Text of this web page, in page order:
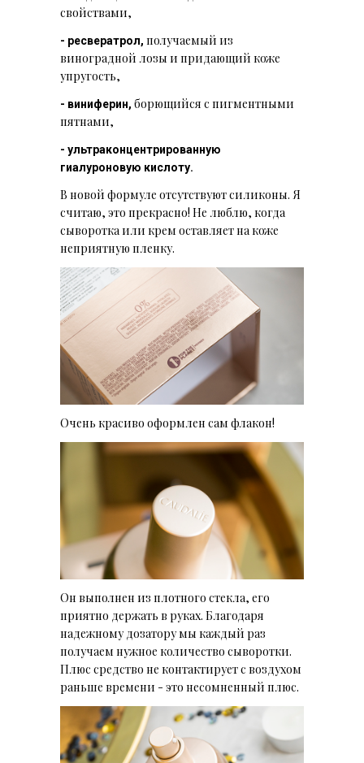
свойствами,
- ресвератрол, получаемый из
виноградной лозы и придающий коже
упругость,
- виниферин, борющийся с пигментными
пятнами,
- ультраконцентрированную
гиалуроновую кислоту.
В новой формуле отсутствуют силиконы. Я
считаю, это прекрасно! Не люблю, когда
сыворотка или крем оставляет на коже
неприятную пленку.
Очень красиво оформлен сам флакон!
Он выполнен из плотного стекла, его
приятно держать в руках. Благодаря
надежному дозатору мы каждый раз
получаем нужное количество сыворотки.
Плюс средство не контактирует с воздухом
раньше времени - это несомненный плюс.